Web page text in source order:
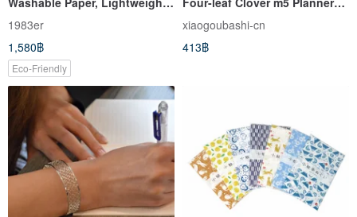
1983er
1,580฿
Eco-Friendly
Cover / Four-leaf Clover
Pendant
xiaogoubashi-cn
413฿